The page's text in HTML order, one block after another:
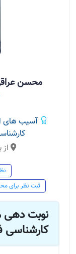
محسن
آسیب های
ثبت نظر برای
نوبت
کارشناسی